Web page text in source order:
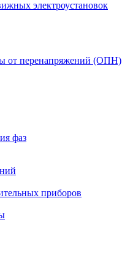
электроустановок
от перенапряжений (ОПН)
фаз
приборов